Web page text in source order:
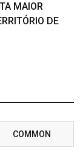
MAIOR
DE
COMMON